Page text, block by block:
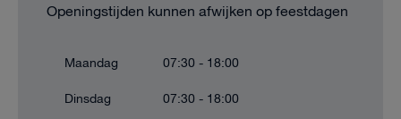
Openingstijden kunnen afwijken op feestdagen
Maandag
07:30 - 18:00
Dinsdag
07:30 - 18:00